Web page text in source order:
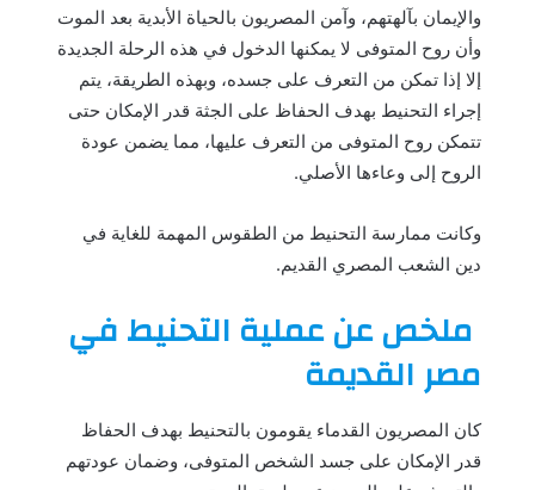
والإيمان بآلهتهم، وآمن المصريون بالحياة الأبدية بعد الموت
وأن روح المتوفى لا يمكنها الدخول في هذه الرحلة الجديدة
إلا إذا تمكن من التعرف على جسده، وبهذه الطريقة، يتم
إجراء التحنيط بهدف الحفاظ على الجثة قدر الإمكان حتى
تتمكن روح المتوفى من التعرف عليها، مما يضمن عودة
الروح إلى وعاءها الأصلي.
وكانت ممارسة التحنيط من الطقوس المهمة للغاية في
دين الشعب المصري القديم.
ملخص عن عملية التحنيط في
مصر القديمة
كان المصريون القدماء يقومون بالتحنيط بهدف الحفاظ
قدر الإمكان على جسد الشخص المتوفى، وضمان عودتهم